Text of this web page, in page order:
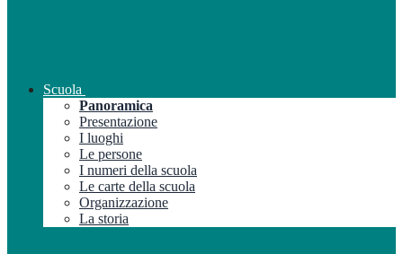
Scuola
Panoramica
Presentazione
I luoghi
Le persone
I numeri della scuola
Le carte della scuola
Organizzazione
La storia